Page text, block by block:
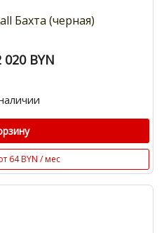
Бахта (черная)
020 BYN
64 BYN / мес